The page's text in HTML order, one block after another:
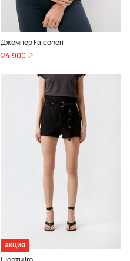
Джемпер Falconeri
24 900 ₽
акция